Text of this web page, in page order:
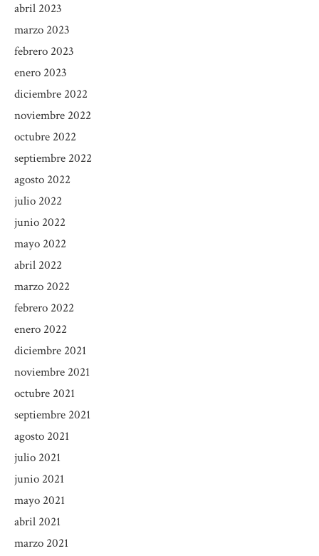
abril 2023
marzo 2023
febrero 2023
enero 2023
diciembre 2022
noviembre 2022
octubre 2022
septiembre 2022
agosto 2022
julio 2022
junio 2022
mayo 2022
abril 2022
marzo 2022
febrero 2022
enero 2022
diciembre 2021
noviembre 2021
octubre 2021
septiembre 2021
agosto 2021
julio 2021
junio 2021
mayo 2021
abril 2021
marzo 2021